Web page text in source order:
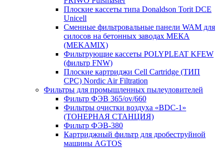
Плоские кассеты типа Donaldson Torit DCE
Unicell
Сменные фильтровальные панели WAM для
силосов на бетонных заводах МЕКА
(MEKAMIX)
Фильтрующие кассеты POLYPLEAT KFEW
(фильтр FNW)
Плоские картриджи Cell Cartridge (ТИП
СРС) Nordic Air Filtration
Фильтры для промышленных пылеуловителей
Фильтр ФЭВ 365/ov/660
Фильтры очистки воздуха «BDC-1»
(ТОНЕРНАЯ СТАНЦИЯ)
Фильтр ФЭВ-380
Картриджный фильтр для дробеструйной
машины AGTOS